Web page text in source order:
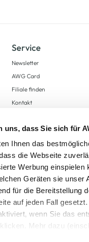
uns, dass Sie sich für
Ihnen das
die Webseite
Werbung
Geräten sie unser
für die Bereitstellung
auf jeden Fall
wenn Sie das
klicken. Mehr dazu
Service
Newsletter
AWG Card
Filiale finden
Kontakt
Alle Preise inkl. gesetzl.